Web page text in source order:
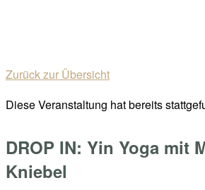
Zurück zur Übersicht
Diese Veranstaltung hat bereits
DROP IN: Yin Yoga mit
Kniebel